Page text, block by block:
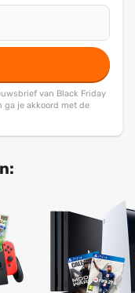
van Black Friday
je akkoord met de